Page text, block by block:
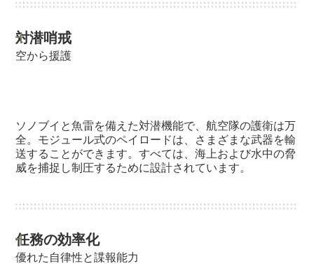
対潜哨戒
空から援護
ソノブイと魚雷を備えた対潜機能で、航空隊の護衛は万
全。モジュール式のペイロードは、さまざまな武器を輸
送することができます。すべては、海上および水中の脅
威を捕捉し制圧するために設計されています。
任務の効率化
優れた自律性と諜報能力